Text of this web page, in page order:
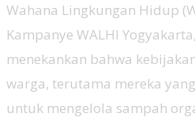
Wahana Lingkungan Hidup
Kampanye WALHI
menekankan bahwa
warga, terutama mereka
untuk mengelola sampah